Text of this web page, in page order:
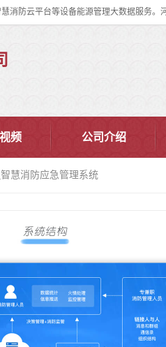
频 公司介绍
慧消防应急管理系统